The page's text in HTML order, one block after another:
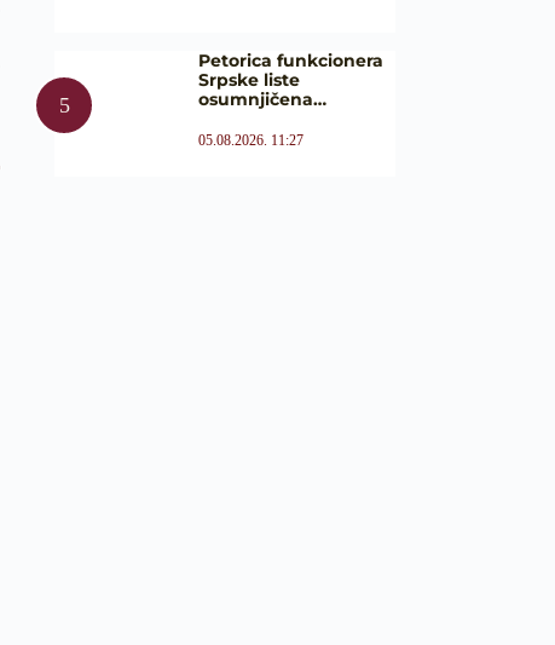
Petorica funkcionera
Srpske liste
osumnjičena…
05.08.2026. 11:27